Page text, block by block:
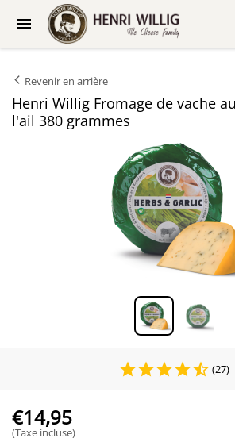
Revenir en arrière
Henri Willig Fromage de vache
l'ail 380 grammes
(27)
€14,95
(Taxe incluse)